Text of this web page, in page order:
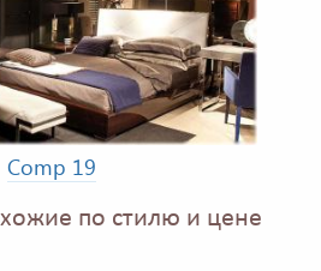
Comp 19
по стилю и цене